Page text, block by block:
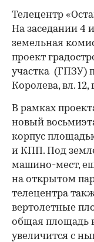
Телецентр
На заседании 4
земельная
проект
участка (ГПЗУ)
Королева, вл. 12,
В рамках
новый
корпус
и КПП. Под
машино-мест,
на открытом
телецентра
вертолетные
общая площадь
увеличится с